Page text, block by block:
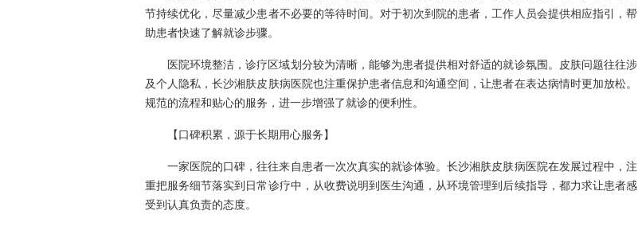
节持续优化，尽量减少患者不必要的等待时间。对于初次到院的患者，工作人员会提供相应指引，帮
助患者快速了解就诊步骤。
医院环境整洁，诊疗区域划分较为清晰，能够为患者提供相对舒适的就诊氛围。皮肤问题往往涉
及个人隐私，长沙湘肤皮肤病医院也注重保护患者信息和沟通空间，让患者在表达病情时更加放松。
规范的流程和贴心的服务，进一步增强了就诊的便利性。
【口碑积累，源于长期用心服务】
一家医院的口碑，往往来自患者一次次真实的就诊体验。长沙湘肤皮肤病医院在发展过程中，注
重把服务细节落实到日常诊疗中，从收费说明到医生沟通，从环境管理到后续指导，都力求让患者感
受到认真负责的态度。